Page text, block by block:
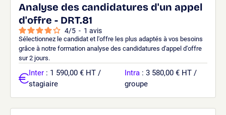
Analyse des candidatures d'un appel
d'offre - DRT.81
4/5 - 1 avis
Sélectionnez le candidat et l'offre les plus adaptés à vos besoins
grâce à notre formation analyse des candidatures d'appel d'offre
sur 2 jours.
Inter : 1 590,00 € HT /
stagiaire
Intra : 3 580,00 € HT /
groupe